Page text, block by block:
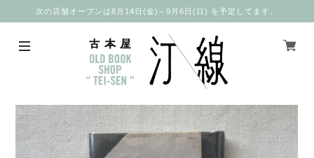
次の店舗オープンは8月14日(金)～9月6日(日) を予定してます。